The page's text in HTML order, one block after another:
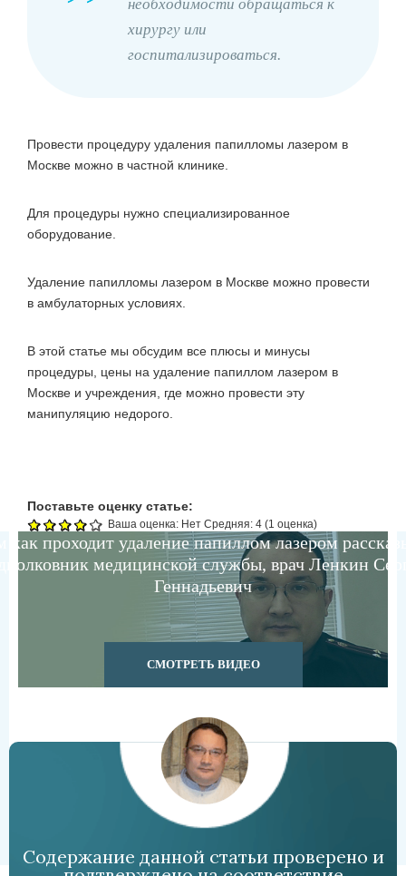
необходимости обращаться к
хирургу или
госпитализироваться.
Провести процедуру удаления папилломы лазером в
Москве можно в частной клинике.
Для процедуры нужно специализированное
оборудование.
Удаление папилломы лазером в Москве можно провести
в амбулаторных условиях.
В этой статье мы обсудим все плюсы и минусы
процедуры, цены на удаление папиллом лазером в
Москве и учреждения, где можно провести эту
манипуляцию недорого.
Поставьте оценку статье:
Ваша оценка: Нет Средняя: 4 (1 оценка)
как проходит удаление папиллом лазером
медицинской службы, врач Ленкин
Геннадьевич
СМОТРЕТЬ ВИДЕО
Содержание данной статьи проверено и